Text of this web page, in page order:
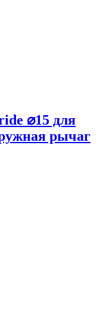
⌀15 для
рычаг